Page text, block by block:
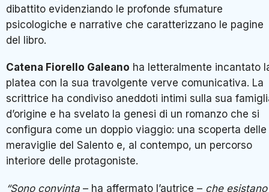
dibattito evidenziando le profonde sfumature
psicologiche e narrative che caratterizzano le pagine
del libro.
Catena Fiorello Galeano ha letteralmente incantato
platea con la sua travolgente verve comunicativa. La
scrittrice ha condiviso aneddoti intimi sulla sua
d’origine e ha svelato la genesi di un romanzo che si
configura come un doppio viaggio: una scoperta delle
meraviglie del Salento e, al contempo, un percorso
interiore delle protagoniste.
“Sono convinta – ha affermato l’autrice – che esistano